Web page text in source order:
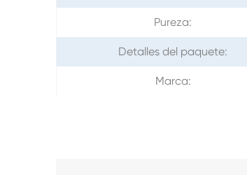
Pureza:
Detalles del paquete:
Marca: